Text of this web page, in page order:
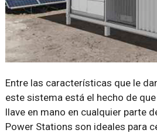
Entre las características que le
este sistema está el hecho de
llave en mano en cualquier parte
Power Stations son ideales para